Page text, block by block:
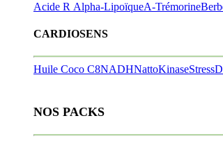
Acide R Alpha-LipoïqueA-Trémorine
CARDIOSENS
Huile Coco C8NADHNattoKinase
NOS PACKS